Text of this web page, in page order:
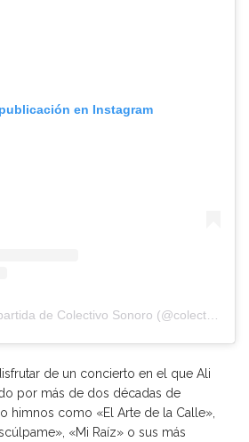
en Instagram
de un concierto en el que Ali
por más de dos décadas de
himnos como «El Arte de la Calle»,
«Mi Raíz» o sus más